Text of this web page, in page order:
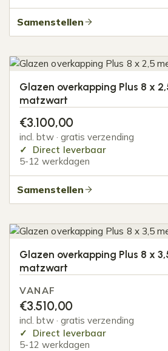
Samenstellen
Glazen overkapping Plus 8 x
matzwart
€3.100,00
incl. btw · gratis verzending
Direct leverbaar
5-12 werkdagen
Samenstellen
Glazen overkapping Plus 8 x
matzwart
VANAF
€3.510,00
incl. btw · gratis verzending
Direct leverbaar
5-12 werkdagen